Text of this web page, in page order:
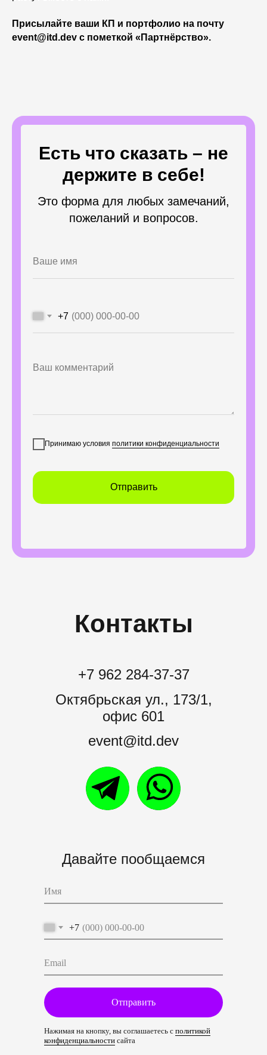
Присылайте ваши КП и портфолио на почту
event@itd.dev с пометкой «Партнёрство».
Есть что сказать – не
держите в себе!
Это форма для любых замечаний,
пожеланий и вопросов.
+7
Принимаю условия политики конфиденциальности
Отправить
+7
Отправить
Нажимая на кнопку, вы соглашаетесь с политикой
конфиденциальности сайта
Контакты
event@itd.dev
Октябрьская ул., 173/1,
офис 601
+7 962 284-37-37
Давайте пообщаемся